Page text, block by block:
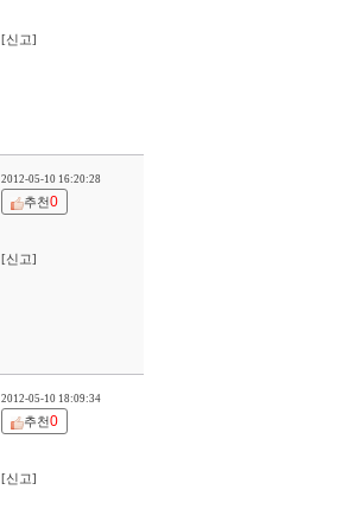
[신고]
2012-05-10 16:20:28
추천0
[신고]
2012-05-10 18:09:34
추천0
[신고]